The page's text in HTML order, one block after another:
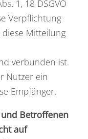
1, 18 DSGVO
Verpflichtung
Mitteilung
verbunden ist.
Nutzer ein
Empfänger.
Betroffenen
auf